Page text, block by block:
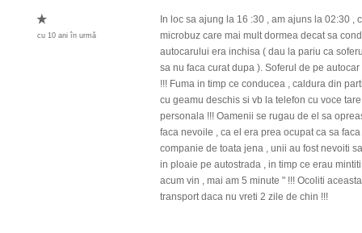
cu 10 ani în urmă
In loc sa ajung la 16 :30 , am ajuns la 02:30 ,
microbuz care mai mult dormea decat sa
autocarului era inchisa ( dau la pariu ca
sa nu faca curat dupa ). Soferul de pe
!!! Fuma in timp ce conducea , caldura din
cu geamu deschis si vb la telefon cu voce
personala !!! Oamenii se rugau de el sa
faca nevoile , ca el era prea ocupat ca sa
companie de toata jena , unii au fost nevoiti
in ploaie pe autostrada , in timp ce erau
acum vin , mai am 5 minute " !!! Ocoliti
transport daca nu vreti 2 zile de chin !!!